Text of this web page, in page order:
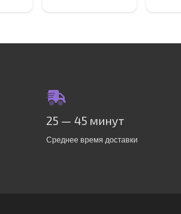
25 — 45 минут
Среднее время доставки